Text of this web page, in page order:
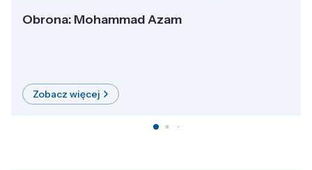
Obrona: Mohammad Azam
Zobacz więcej